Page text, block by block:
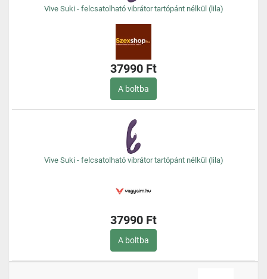
Vive Suki - felcsatolható vibrátor tartópánt nélkül (lila)
37990 Ft
A boltba
Vive Suki - felcsatolható vibrátor tartópánt nélkül (lila)
37990 Ft
A boltba